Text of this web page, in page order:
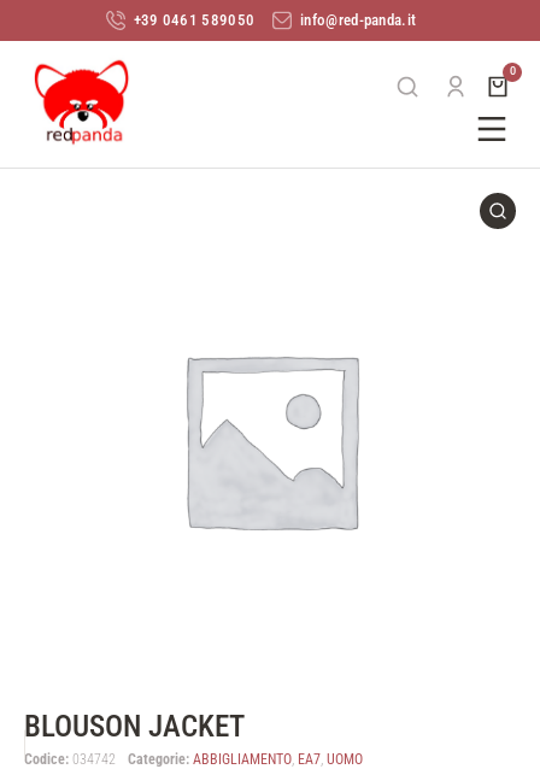
+39 0461 589050 info@red-panda.it
BLOUSON JACKET
Codice: 034742 Categorie: ABBIGLIAMENTO, EA7, UOMO